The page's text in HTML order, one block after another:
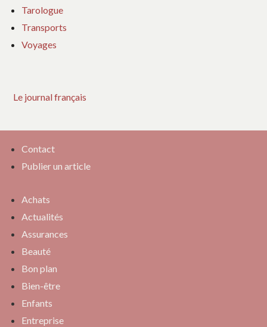
Tarologue
Transports
Voyages
Le journal français
Contact
Publier un article
Achats
Actualités
Assurances
Beauté
Bon plan
Bien-être
Enfants
Entreprise